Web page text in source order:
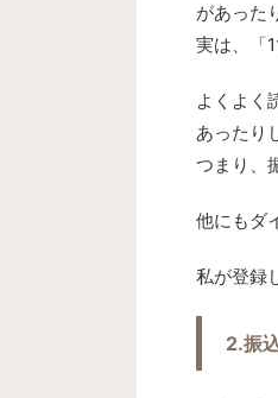
があった
実は、「
よくよく
あったり
つまり、
他にもダ
私が登録
2.振